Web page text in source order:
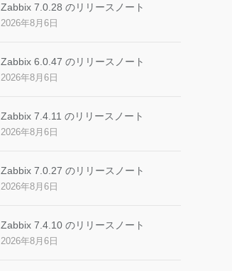
Zabbix 7.0.28 のリリースノート
2026年8月6日
Zabbix 6.0.47 のリリースノート
2026年8月6日
Zabbix 7.4.11 のリリースノート
2026年8月6日
Zabbix 7.0.27 のリリースノート
2026年8月6日
Zabbix 7.4.10 のリリースノート
2026年8月6日